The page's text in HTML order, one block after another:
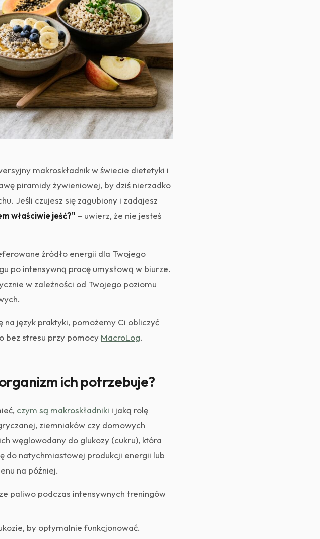
makroskładnik w świecie dietetyki i
piramidy żywieniowej, by dziś nierzadko
Jeśli czujesz się zagubiony i zadajesz
właściwie jeść?" – uwierz, że nie jesteś
źródło energii dla Twojego
po intensywną pracę umysłową w biurze.
w zależności od Twojego poziomu
język praktyki, pomożemy Ci obliczyć
bez stresu przy pomocy MacroLog.
ich potrzebuje?
czym są makroskładniki i jaką rolę
ziemniaków czy domowych
węglowodany do glukozy (cukru), która
do natychmiastowej produkcji energii lub
na później.
paliwo podczas intensywnych treningów
by optymalnie funkcjonować.